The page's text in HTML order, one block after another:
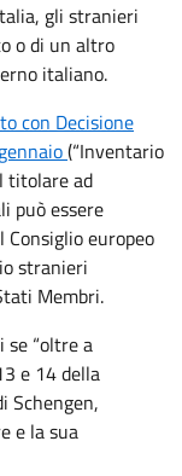
gli stranieri
o di un altro
italiano.
con Decisione
(“Inventario
titolare ad
può essere
europeo
stranieri
Membri.
se “oltre a
e 14 della
Schengen,
e la sua